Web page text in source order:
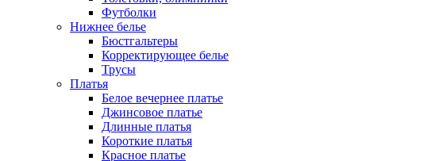
Футболки
Нижнее белье
Бюстгальтеры
Корректирующее белье
Трусы
Платья
Белое вечернее платье
Джинсовое платье
Длинные платья
Короткие платья
Красное платье